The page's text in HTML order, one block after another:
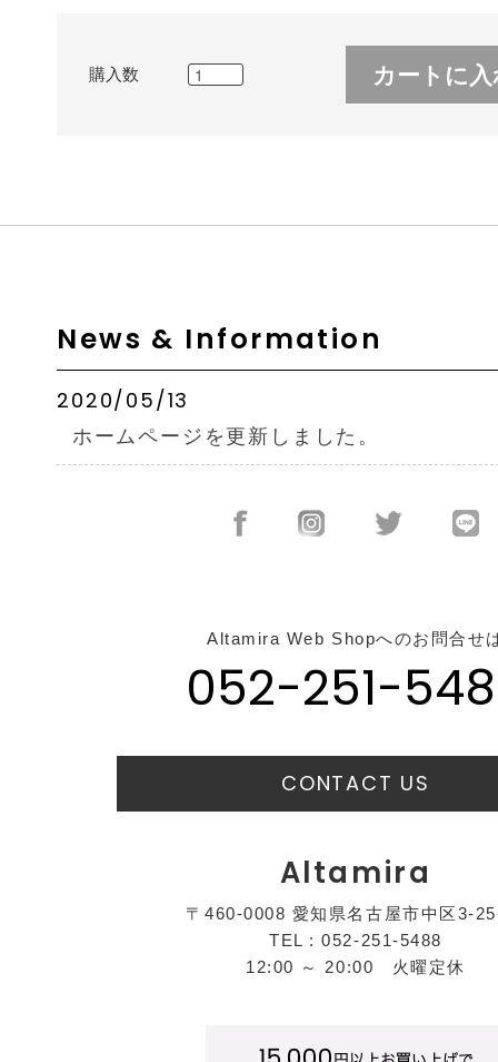
購入数 カートに
News & Information
2020/05/13
ホームページを更新しました。
Altamira Web Shopへのお問合せ
052-251-
CONTACT US
Altamira
〒460-0008 愛知県名古屋市中区3-
TEL : 052-251-5488
12:00 ～ 20:00 火曜定休